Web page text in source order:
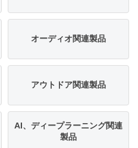
オーディオ関連製品
アウトドア関連製品
AI、ディープラーニング関連
製品